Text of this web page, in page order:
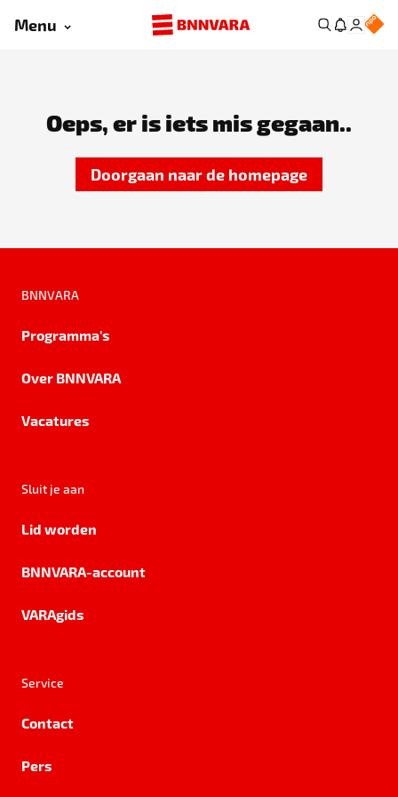
Menu
Oeps, er is iets mis gegaan..
Doorgaan naar de homepage
BNNVARA
Programma's
Over BNNVARA
Vacatures
Sluit je aan
Lid worden
BNNVARA-account
VARAgids
Service
Contact
Pers